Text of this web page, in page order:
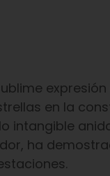
en la
intangible
ha